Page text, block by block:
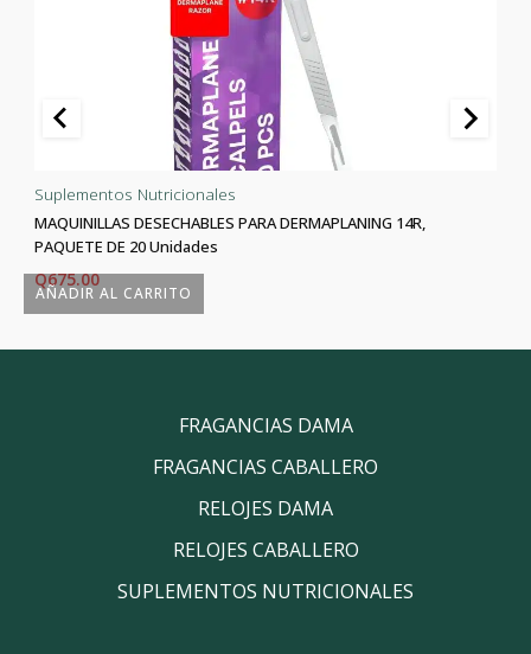
AÑADIR AL CARRITO
Suplementos Nutricionales
MAQUINILLAS DESECHABLES PARA DERMAPLANING 14R,
PAQUETE DE 20 Unidades
Q675.00
FRAGANCIAS DAMA
FRAGANCIAS CABALLERO
RELOJES DAMA
RELOJES CABALLERO
SUPLEMENTOS NUTRICIONALES